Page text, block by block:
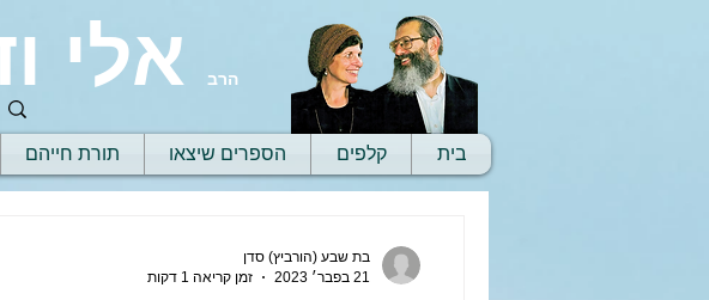
הרב אלי
בית קלפים הספרים שיצאו תורת חייהם
בת שבע (הורביץ) סדן
21 בפבר׳ 2023
זמן קריאה 1 דקות